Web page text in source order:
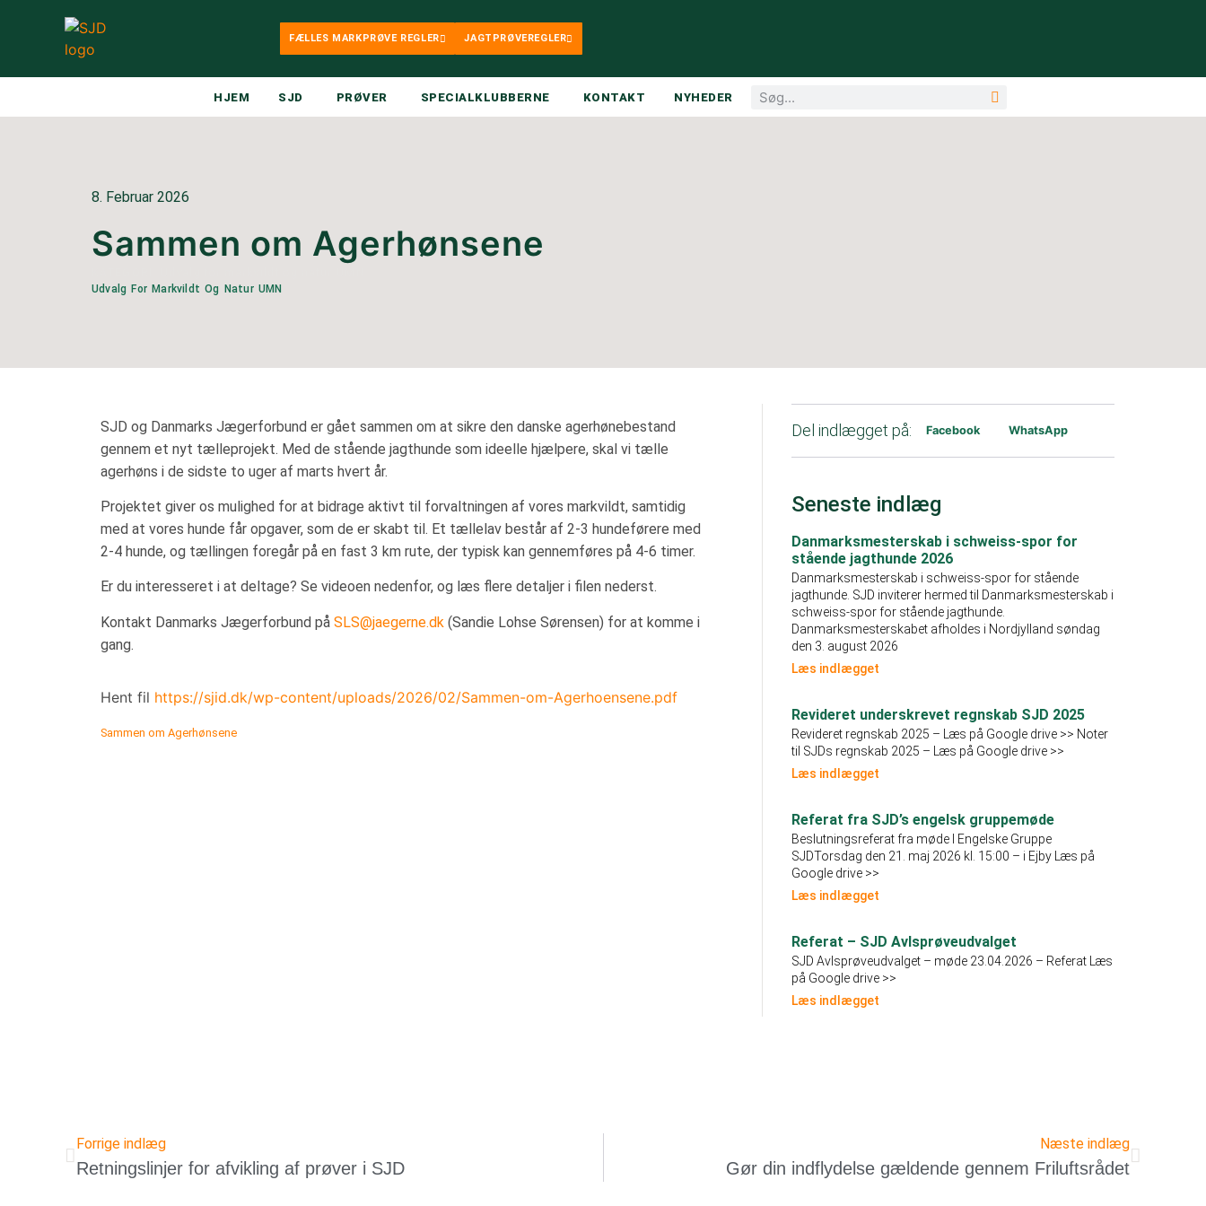
FÆLLES MARKPRØVE REGLER JAGTPRØVEREGLER
HJEM SJD PRØVER SPECIALKLUBBERNE KONTAKT NYHEDER
8. Februar 2026
Sammen om Agerhønsene
Udvalg For Markvildt Og Natur UMN
Del indlægget på: Facebook WhatsApp
Seneste indlæg
Danmarksmesterskab i schweiss-spor for
stående jagthunde 2026
Danmarksmesterskab i schweiss-spor for stående
jagthunde. SJD inviterer hermed til Danmarksmesterskab i
schweiss-spor for stående jagthunde.
Danmarksmesterskabet afholdes i Nordjylland søndag
den 3. august 2026
Læs indlægget
Revideret underskrevet regnskab SJD 2025
Revideret regnskab 2025 – Læs på Google drive >> Noter
til SJDs regnskab 2025 – Læs på Google drive >>
Læs indlægget
Referat fra SJD’s engelsk gruppemøde
Beslutningsreferat fra møde I Engelske Gruppe
SJDTorsdag den 21. maj 2026 kl. 15:00 – i Ejby Læs på
Google drive >>
Læs indlægget
Referat – SJD Avlsprøveudvalget
SJD Avlsprøveudvalget – møde 23.04.2026 – Referat Læs
på Google drive >>
Læs indlægget
SJD og Danmarks Jægerforbund er gået sammen om at sikre den danske agerhønebestand
gennem et nyt tælleprojekt. Med de stående jagthunde som ideelle hjælpere, skal vi tælle
agerhøns i de sidste to uger af marts hvert år.
Projektet giver os mulighed for at bidrage aktivt til forvaltningen af vores markvildt, samtidig
med at vores hunde får opgaver, som de er skabt til. Et tællelav består af 2-3 hundeførere med
2-4 hunde, og tællingen foregår på en fast 3 km rute, der typisk kan gennemføres på 4-6 timer.
Er du interesseret i at deltage? Se videoen nedenfor, og læs flere detaljer i filen nederst.
Kontakt Danmarks Jægerforbund på SLS@jaegerne.dk (Sandie Lohse Sørensen) for at komme i
gang.
Hent fil https://sjid.dk/wp-content/uploads/2026/02/Sammen-om-Agerhoensene.pdf
Sammen om Agerhønsene
Forrige indlæg
Retningslinjer for afvikling af prøver i SJD
Næste indlæg
Gør din indflydelse gældende gennem Friluftsrådet